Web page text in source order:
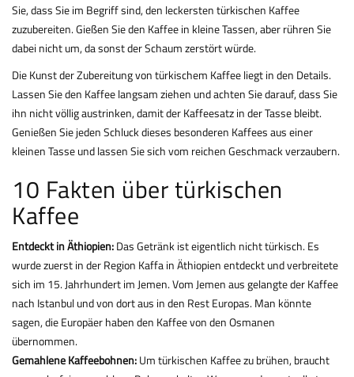
Sie, dass Sie im Begriff sind, den leckersten türkischen Kaffee
zuzubereiten. Gießen Sie den Kaffee in kleine Tassen, aber rühren Sie
dabei nicht um, da sonst der Schaum zerstört würde.
Die Kunst der Zubereitung von türkischem Kaffee liegt in den Details.
Lassen Sie den Kaffee langsam ziehen und achten Sie darauf, dass Sie
ihn nicht völlig austrinken, damit der Kaffeesatz in der Tasse bleibt.
Genießen Sie jeden Schluck dieses besonderen Kaffees aus einer
kleinen Tasse und lassen Sie sich vom reichen Geschmack verzaubern.
10 Fakten über türkischen
Kaffee
Entdeckt in Äthiopien:Das Getränk ist eigentlich nicht türkisch. Es
wurde zuerst in der Region Kaffa in Äthiopien entdeckt und verbreitete
sich im 15. Jahrhundert im Jemen. Vom Jemen aus gelangte der Kaffee
nach Istanbul und von dort aus in den Rest Europas. Man könnte
sagen, die Europäer haben den Kaffee von den Osmanen
übernommen.
Gemahlene Kaffeebohnen:Um türkischen Kaffee zu brühen, braucht